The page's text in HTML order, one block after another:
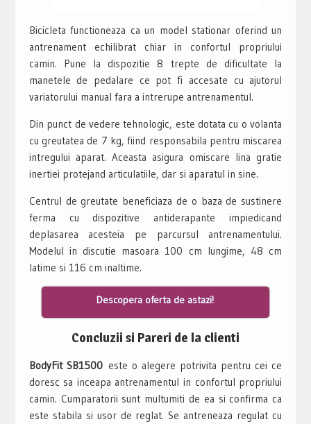
Bicicleta functioneaza ca un model stationar oferind un
antrenament echilibrat chiar in confortul propriului
camin. Pune la dispozitie 8 trepte de dificultate la
manetele de pedalare ce pot fi accesate cu ajutorul
variatorului manual fara a intrerupe antrenamentul.
Din punct de vedere tehnologic, este dotata cu o volanta
cu greutatea de 7 kg, fiind responsabila pentru miscarea
intregului aparat. Aceasta asigura omiscare lina gratie
inertiei protejand articulatiile, dar si aparatul in sine.
Centrul de greutate beneficiaza de o baza de sustinere
ferma cu dispozitive antiderapante impiedicand
deplasarea acesteia pe parcursul antrenamentului.
Modelul in discutie masoara 100 cm lungime, 48 cm
latime si 116 cm inaltime.
Descopera oferta de astazi!
Concluzii si Pareri de la clienti
BodyFit SB1500 este o alegere potrivita pentru cei ce
doresc sa inceapa antrenamentul in confortul propriului
camin. Cumparatorii sunt multumiti de ea si confirma ca
este stabila si usor de reglat. Se antreneaza regulat cu